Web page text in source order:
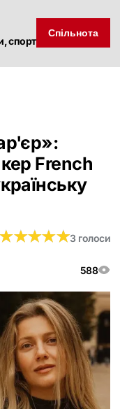
спорт
Спільнота
French
588
★★★★★
★★★★★3 голоси